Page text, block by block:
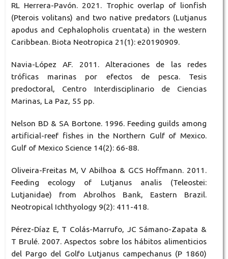
RL Herrera-Pavón. 2021. Trophic overlap of lionfish
(Pterois volitans) and two native predators (Lutjanus
apodus and Cephalopholis cruentata) in the western
Caribbean. Biota Neotropica 21(1): e20190909.
Navia-López AF. 2011. Alteraciones de las redes
tróficas marinas por efectos de pesca. Tesis
predoctoral, Centro Interdisciplinario de Ciencias
Marinas, La Paz, 55 pp.
Nelson BD & SA Bortone. 1996. Feeding guilds among
artificial-reef fishes in the Northern Gulf of Mexico.
Gulf of Mexico Science 14(2): 66-88.
Oliveira-Freitas M, V Abilhoa & GCS Hoffmann. 2011.
Feeding ecology of Lutjanus analis (Teleostei:
Lutjanidae) from Abrolhos Bank, Eastern Brazil.
Neotropical Ichthyology 9(2): 411-418.
Pérez-Díaz E, T Colás-Marrufo, JC Sámano-Zapata &
T Brulé. 2007. Aspectos sobre los hábitos alimenticios
del Pargo del Golfo Lutjanus campechanus (P 1860)